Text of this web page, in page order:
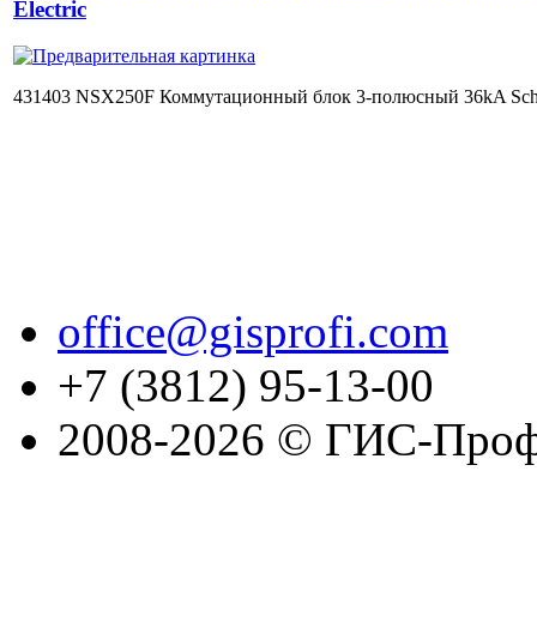
Electric
431403 NSX250F Коммутационный блок 3-полюсный 36kA
office@gisprofi.com
+7 (3812) 95-13-00
2008-2026 © ГИС-